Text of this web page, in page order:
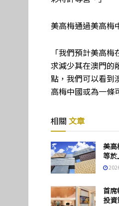
美高梅通過美高梅
「我們預計美高
求減少其在澳門的
點，我們可以看到
高梅中國或為一條
相關 文章
美高
等於
首
投